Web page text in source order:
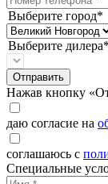
Выберите город*
Выберите дилера*
Отправить
Нажав кнопку
даю согласие на
соглашаюсь с
Специальные